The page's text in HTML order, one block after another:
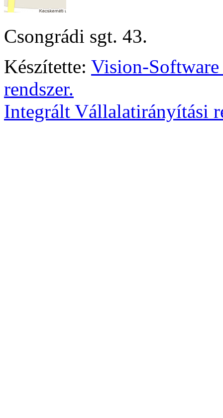
Csongrádi sgt. 43.
Készítette: Vision-
rendszer.
Integrált Vállalatirányítási